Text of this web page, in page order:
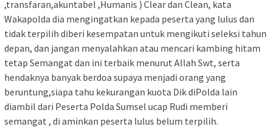
,transfaran,akuntabel ,Humanis ) Clear dan Clean, kata
Wakapolda dia mengingatkan kepada peserta yang lulus dan
tidak terpilih diberi kesempatan untuk mengikuti seleksi tahun
depan, dan jangan menyalahkan atau mencari kambing hitam
tetap Semangat dan ini terbaik menurut Allah Swt, serta
hendaknya banyak berdoa supaya menjadi orang yang
beruntung,siapa tahu kekurangan kuota Dik diPolda lain
diambil dari Peserta Polda Sumsel ucap Rudi memberi
semangat , di aminkan peserta lulus belum terpilih.